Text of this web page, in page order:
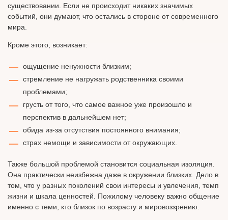
существовании. Если не происходит никаких значимых
событий, они думают, что остались в стороне от современного
мира.
Кроме этого, возникает:
ощущение ненужности близким;
стремление не нагружать родственника своими
проблемами;
грусть от того, что самое важное уже произошло и
перспектив в дальнейшем нет;
обида из-за отсутствия постоянного внимания;
страх немощи и зависимости от окружающих.
Также большой проблемой становится социальная изоляция.
Она практически неизбежна даже в окружении близких. Дело в
том, что у разных поколений свои интересы и увлечения, темп
жизни и шкала ценностей. Пожилому человеку важно общение
именно с теми, кто близок по возрасту и мировоззрению.